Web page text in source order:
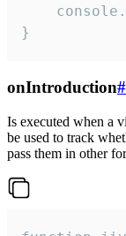
}
onIntroduction#
Is executed when a
be used to track
pass them in other